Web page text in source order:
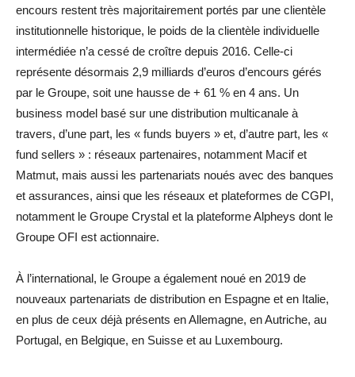
encours restent très majoritairement portés par une clientèle
institutionnelle historique, le poids de la clientèle individuelle
intermédiée n’a cessé de croître depuis 2016. Celle-ci
représente désormais 2,9 milliards d’euros d’encours gérés
par le Groupe, soit une hausse de + 61 % en 4 ans. Un
business model basé sur une distribution multicanale à
travers, d’une part, les « funds buyers » et, d’autre part, les «
fund sellers » : réseaux partenaires, notamment Macif et
Matmut, mais aussi les partenariats noués avec des banques
et assurances, ainsi que les réseaux et plateformes de CGPI,
notamment le Groupe Crystal et la plateforme Alpheys dont le
Groupe OFI est actionnaire.
À l’international, le Groupe a également noué en 2019 de
nouveaux partenariats de distribution en Espagne et en Italie,
en plus de ceux déjà présents en Allemagne, en Autriche, au
Portugal, en Belgique, en Suisse et au Luxembourg.